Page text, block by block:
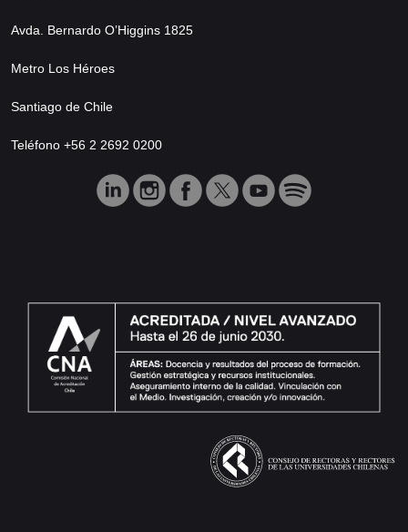
Avda. Bernardo O’Higgins 1825
Metro Los Héroes
Santiago de Chile
Teléfono +56 2 2692 0200